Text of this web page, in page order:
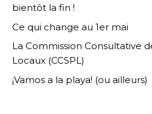
bientôt la fin !
Ce qui change au 1er mai
La Commission Consultative
Locaux (CCSPL)
¡Vamos a la playa! (ou ailleurs)